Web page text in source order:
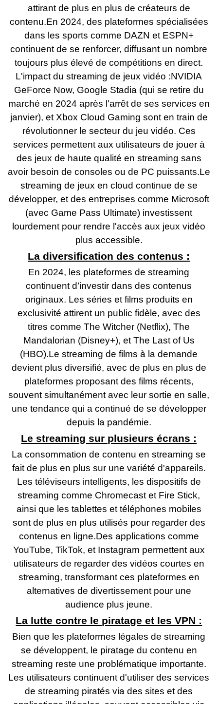
attirant de plus en plus de créateurs de
contenu.En 2024, des plateformes spécialisées
dans les sports comme DAZN et ESPN+
continuent de se renforcer, diffusant un nombre
toujours plus élevé de compétitions en direct.
L'impact du streaming de jeux vidéo :NVIDIA
GeForce Now, Google Stadia (qui se retire du
marché en 2024 après l'arrêt de ses services en
janvier), et Xbox Cloud Gaming sont en train de
révolutionner le secteur du jeu vidéo. Ces
services permettent aux utilisateurs de jouer à
des jeux de haute qualité en streaming sans
avoir besoin de consoles ou de PC puissants.Le
streaming de jeux en cloud continue de se
développer, et des entreprises comme Microsoft
(avec Game Pass Ultimate) investissent
lourdement pour rendre l'accès aux jeux vidéo
plus accessible.
La diversification des contenus :
En 2024, les plateformes de streaming
continuent d’investir dans des contenus
originaux. Les séries et films produits en
exclusivité attirent un public fidèle, avec des
titres comme The Witcher (Netflix), The
Mandalorian (Disney+), et The Last of Us
(HBO).Le streaming de films à la demande
devient plus diversifié, avec de plus en plus de
plateformes proposant des films récents,
souvent simultanément avec leur sortie en salle,
une tendance qui a continué de se développer
depuis la pandémie.
Le streaming sur plusieurs écrans :
La consommation de contenu en streaming se
fait de plus en plus sur une variété d'appareils.
Les téléviseurs intelligents, les dispositifs de
streaming comme Chromecast et Fire Stick,
ainsi que les tablettes et téléphones mobiles
sont de plus en plus utilisés pour regarder des
contenus en ligne.Des applications comme
YouTube, TikTok, et Instagram permettent aux
utilisateurs de regarder des vidéos courtes en
streaming, transformant ces plateformes en
alternatives de divertissement pour une
audience plus jeune.
La lutte contre le piratage et les VPN :
Bien que les plateformes légales de streaming
se développent, le piratage du contenu en
streaming reste une problématique importante.
Les utilisateurs continuent d'utiliser des services
de streaming piratés via des sites et des